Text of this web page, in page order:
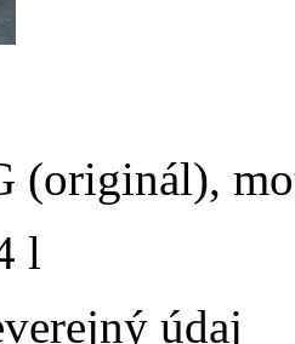
(originál),
l
údaj